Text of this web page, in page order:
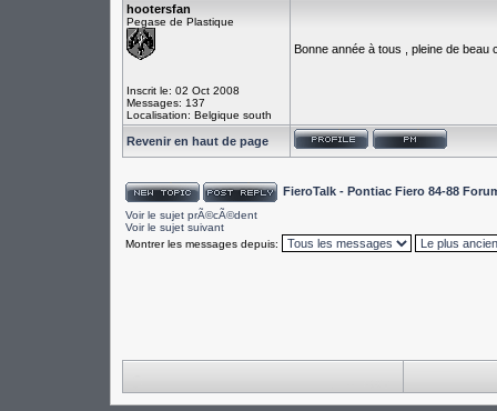
hootersfan
Pegase de Plastique
Inscrit le: 02 Oct 2008
Messages: 137
Localisation: Belgique south
Bonne année à tous , pleine de beau
Revenir en haut de page
FieroTalk - Pontiac Fiero 84-88
Voir le sujet prÃ©cÃ©dent
Voir le sujet suivant
Montrer les messages depuis: